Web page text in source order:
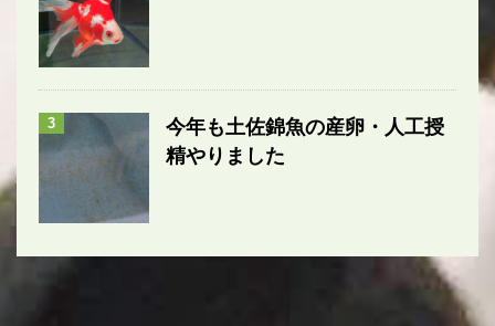
3
今年も土佐錦魚の産卵・人工授
精やりました